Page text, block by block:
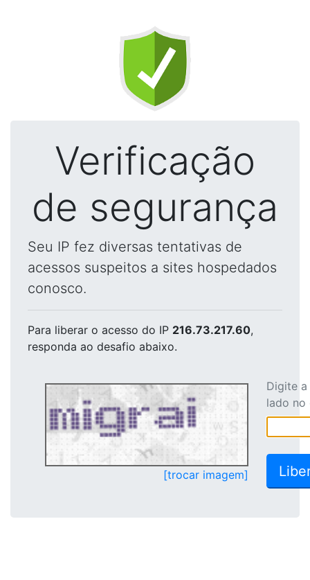
Verificação
de segurança
Seu IP fez diversas tentativas de
acessos suspeitos a sites hospedados
conosco.
Para liberar o acesso do IP 216.73.217.60,
responda ao desafio abaixo.
[trocar imagem]
Digite
lado no